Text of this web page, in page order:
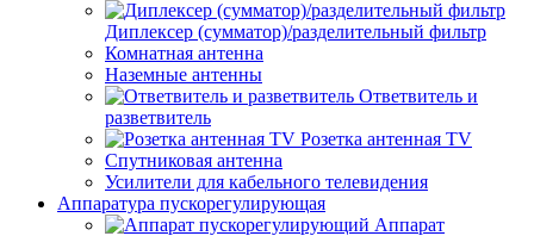
Диплексер (сумматор)/разделительный фильтр
Комнатная антенна
Наземные антенны
Ответвитель и
разветвитель
Розетка антенная TV
Спутниковая антенна
Усилители для кабельного телевидения
Аппаратура пускорегулирующая
Аппарат